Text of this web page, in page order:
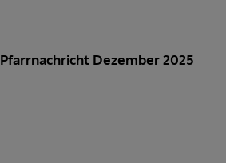
Pfarrnachricht Dezember 2025